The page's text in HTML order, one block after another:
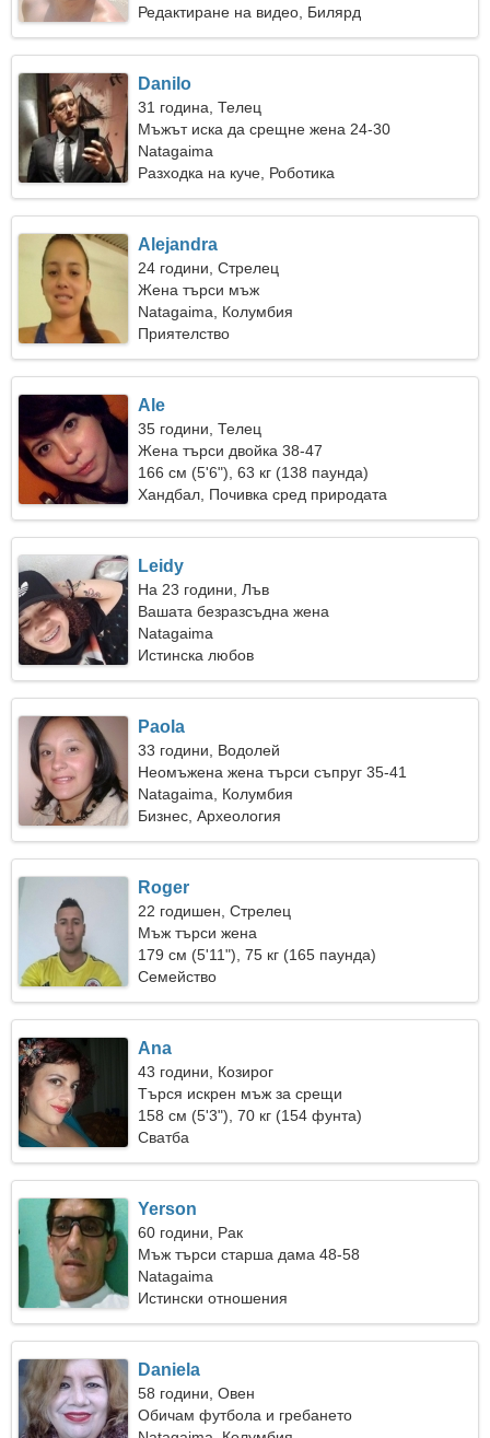
Редактиране на видео, Билярд
Danilo
31 година, Телец
Мъжът иска да срещне жена 24-30
Natagaima
Разходка на куче, Роботика
Alejandra
24 години, Стрелец
Жена търси мъж
Natagaima, Колумбия
Приятелство
Ale
35 години, Телец
Жена търси двойка 38-47
166 см (5'6"), 63 кг (138 паунда)
Хандбал, Почивка сред природата
Leidy
На 23 години, Лъв
Вашата безразсъдна жена
Natagaima
Истинска любов
Paola
33 години, Водолей
Неомъжена жена търси съпруг 35-41
Natagaima, Колумбия
Бизнес, Археология
Roger
22 годишен, Стрелец
Мъж търси жена
179 см (5'11"), 75 кг (165 паунда)
Семейство
Ana
43 години, Козирог
Търся искрен мъж за срещи
158 см (5'3"), 70 кг (154 фунта)
Сватба
Yerson
60 години, Рак
Мъж търси старша дама 48-58
Natagaima
Истински отношения
Daniela
58 години, Овен
Обичам футбола и гребането